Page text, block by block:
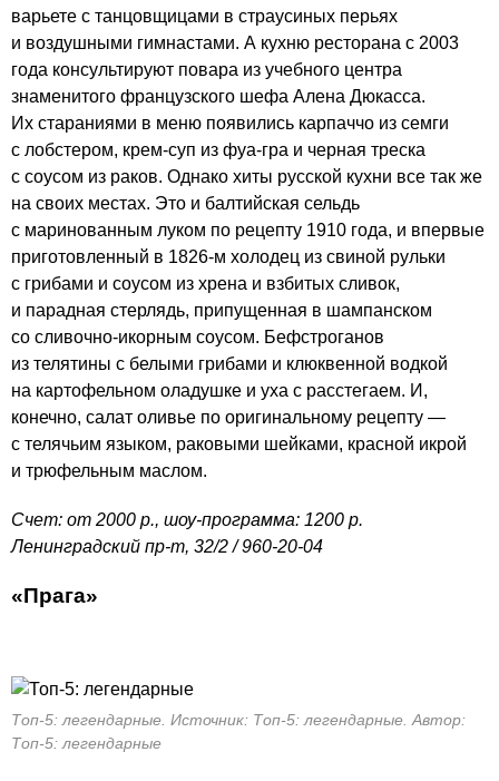
варьете с танцовщицами в страусиных перьях
и воздушными гимнастами. А кухню ресторана с 2003
года консультируют повара из учебного центра
знаменитого французского шефа Алена Дюкасса.
Их стараниями в меню появились карпаччо из семги
с лобстером, крем-суп из фуа-гра и черная треска
с соусом из раков. Однако хиты русской кухни все так же
на своих местах. Это и балтийская сельдь
с маринованным луком по рецепту 1910 года, и впервые
приготовленный в 1826-м холодец из свиной рульки
с грибами и соусом из хрена и взбитых сливок,
и парадная стерлядь, припущенная в шампанском
со сливочно-икорным соусом. Бефстроганов
из телятины с белыми грибами и клюквенной водкой
на картофельном оладушке и уха с расстегаем. И,
конечно, салат оливье по оригинальному рецепту —
с телячьим языком, раковыми шейками, красной икрой
и трюфельным маслом.
Счет: от 2000 р., шоу-программа: 1200 р.
Ленинградский пр-т, 32/2 /960-20-04
«Прага»
Топ-5: легендарные. Источник: Топ-5: легендарные. Автор:
Топ-5: легендарные